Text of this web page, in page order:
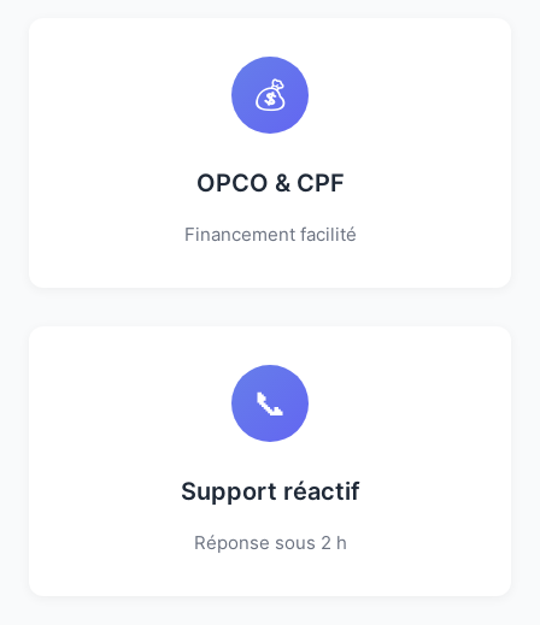
💰
OPCO & CPF
Financement facilité
📞
Support réactif
Réponse sous 2 h